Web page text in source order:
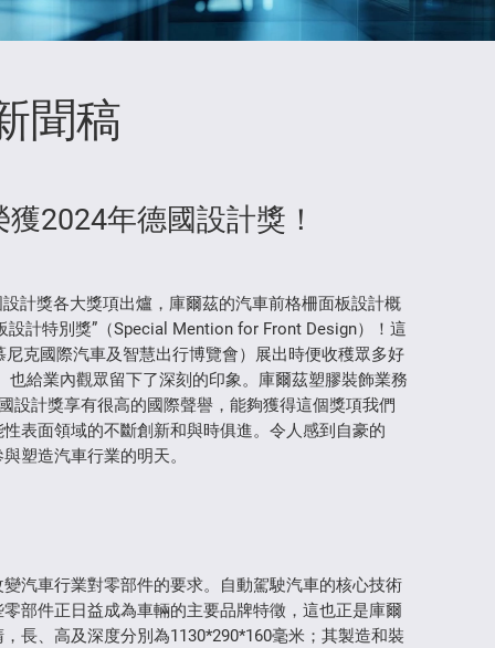
聞稿
2024年德國設計獎！
計獎各大獎項出爐，庫爾茲的汽車前格柵面板設計概
設計特別獎”（Special Mention for Front Design）！這
克國際汽車及智慧出行博覽會）展出時便收穫眾多好
給業內觀眾留下了深刻的印象。庫爾茲塑膠裝飾業務
設計獎享有很高的國際聲譽，能夠獲得這個獎項我們
表面領域的不斷創新和與時俱進。令人感到自豪的
塑造汽車行業的明天。
汽車行業對零部件的要求。自動駕駛汽車的核心技術
部件正日益成為車輛的主要品牌特徵，這也正是庫爾
長、高及深度分別為1130*290*160毫米；其製造和裝